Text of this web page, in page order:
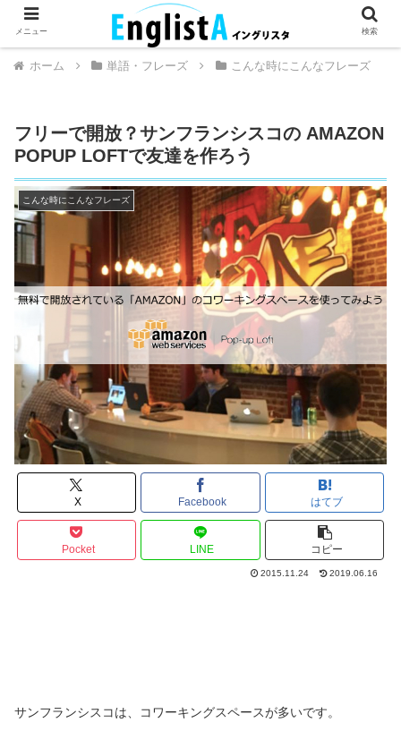
英語が話せるとちょっとハッピー。
ホーム 単語・フレーズ こんな時にこんなフレーズ
フリーで開放？サンフランシスコの AMAZON
POPUP LOFTで友達を作ろう
こんな時にこんなフレーズ
X Facebook はてブ
Pocket LINE コピー
2015.11.24 2019.06.16
サンフランシスコは、コワーキングスペースが多いです。
メニュー 検索